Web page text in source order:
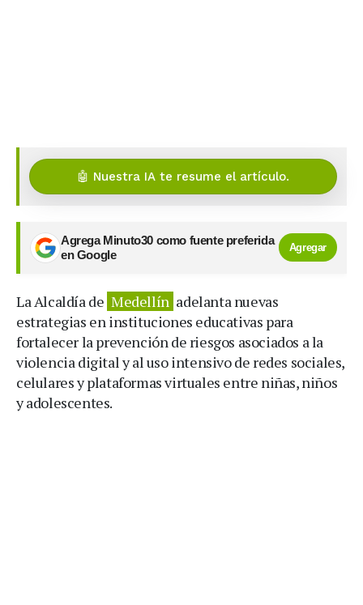
🤖 Nuestra IA te resume el artículo.
Agrega Minuto30 como fuente preferida
en Google
Agregar
La Alcaldía de Medellín adelanta nuevas
estrategias en instituciones educativas para
fortalecer la prevención de riesgos asociados a la
violencia digital y al uso intensivo de redes sociales,
celulares y plataformas virtuales entre niñas, niños
y adolescentes.